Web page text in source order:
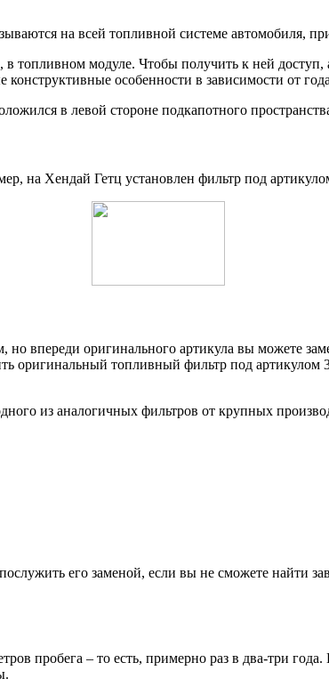
на всей топливной системе автомобиля,
в топливном модуле. Чтобы получить к ней
особенности в зависимости от
в левой стороне подкапотного
на Хендай Гетц установлен фильтр под
впереди оригинального артикула вы можете
топливный фильтр под артикулом
из аналогичных фильтров от крупных
его заменой, если вы не сможете найти
пробега – то есть, примерно раз в два-три